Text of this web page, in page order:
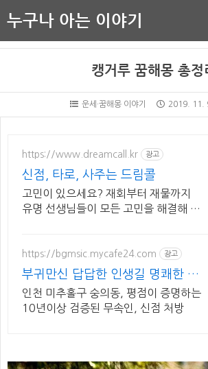
누구나 아는 이야기
캥거루 꿈해몽 총정
운세·꿈해몽 이야기 2019. 11.
https://www.dreamcall.kr 광고
신점, 타로, 사주는 드림콜
고민이 있으세요? 재회부터 재물까지
유명 선생님들이 모든 고민을 해결해 드
https://bgmsic.mycafe24.com 광고
부귀만신 답답한 인생길 명쾌한 신
점
인천 미추홀구 숭의동, 평점이 증명하는
10년이상 검증된 무속인, 신점 처방